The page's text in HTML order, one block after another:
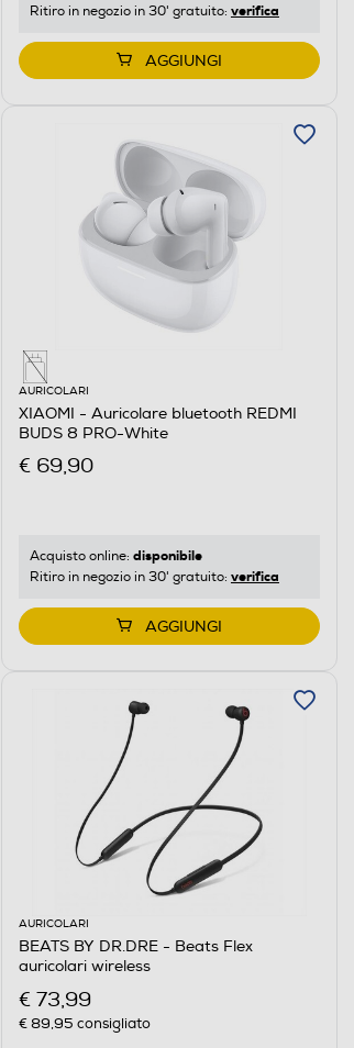
Ritiro in negozio in 30' gratuito: verifica
AGGIUNGI
AURICOLARI
XIAOMI - Auricolare bluetooth REDMI
BUDS 8 PRO-White
€ 69,90
Acquisto online: disponibile
Ritiro in negozio in 30' gratuito: verifica
AGGIUNGI
AURICOLARI
BEATS BY DR.DRE - Beats Flex
auricolari wireless
€ 73,99
€ 89,95 consigliato